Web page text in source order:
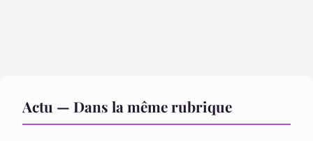
Actu — Dans la même rubrique